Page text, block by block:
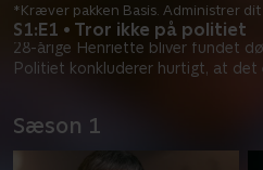
S1:E1 • Tror ikke på politiet
28-årige Henriette bliver fundet
Politiet konkluderer hurtigt, at det
*Kræver pakken Basis. Administrer dit
Sæson 1